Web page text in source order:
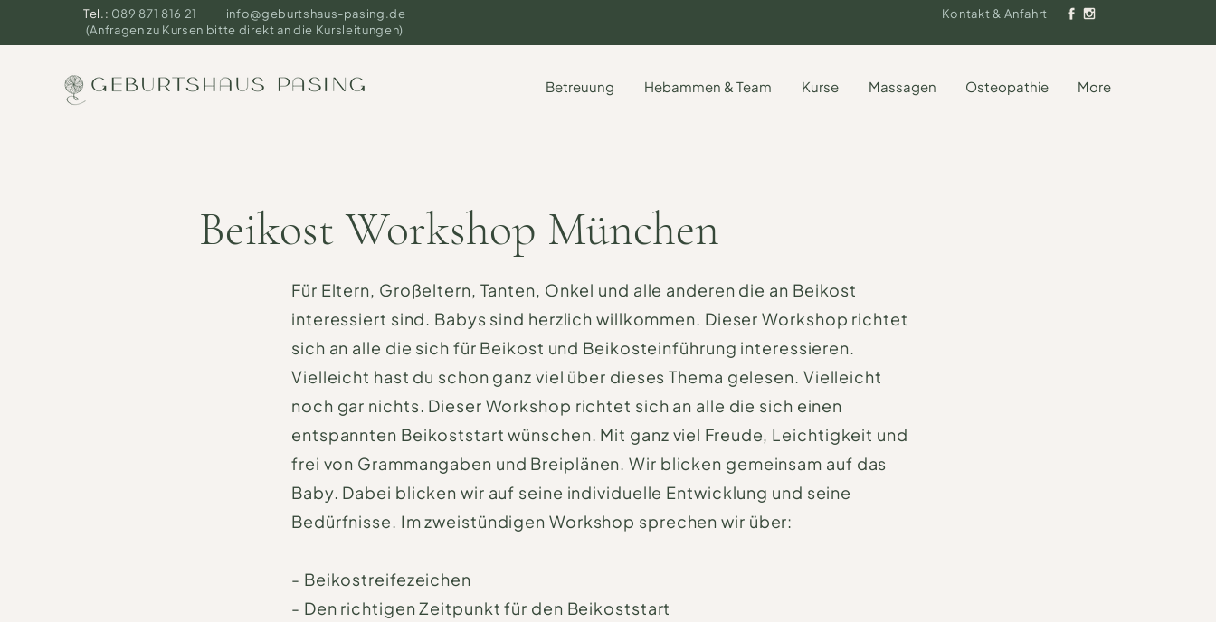
Tel.: 089 871 816 21
info@geburtshaus-pasing.de
(Anfragen zu Kursen bitte direkt an die Kursleitungen)
Kontakt & Anfahrt
Betreuung Hebammen & Team Kurse Massagen Osteopathie More
Beikost Workshop München
Für Eltern, Großeltern, Tanten, Onkel und alle anderen die an Beikost
interessiert sind. Babys sind herzlich willkommen. Dieser Workshop richtet
sich an alle die sich für Beikost und Beikosteinführung interessieren.
Vielleicht hast du schon ganz viel über dieses Thema gelesen. Vielleicht
noch gar nichts. Dieser Workshop richtet sich an alle die sich einen
entspannten Beikoststart wünschen. Mit ganz viel Freude, Leichtigkeit und
frei von Grammangaben und Breiplänen. Wir blicken gemeinsam auf das
Baby. Dabei blicken wir auf seine individuelle Entwicklung und seine
Bedürfnisse. Im zweistündigen Workshop sprechen wir über:
- Beikostreifezeichen
- Den richtigen Zeitpunkt für den Beikoststart